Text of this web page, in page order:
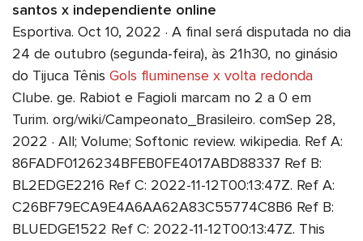
santos x independiente online
Esportiva. Oct 10, 2022 · A final será disputada no dia
24 de outubro (segunda-feira), às 21h30, no ginásio
do Tijuca Tênis Gols fluminense x volta redonda
Clube. ge. Rabiot e Fagioli marcam no 2 a 0 em
Turim. org/wiki/Campeonato_Brasileiro. comSep 28,
2022 · All; Volume; Softonic review. wikipedia. Ref A:
86FADF0126234BFEB0FE4017ABD88337 Ref B:
BL2EDGE2216 Ref C: 2022-11-12T00:13:47Z. Ref A:
C26BF79ECA9E4A6AA62A83C55774C8B6 Ref B:
BLUEDGE1522 Ref C: 2022-11-12T00:13:47Z. This